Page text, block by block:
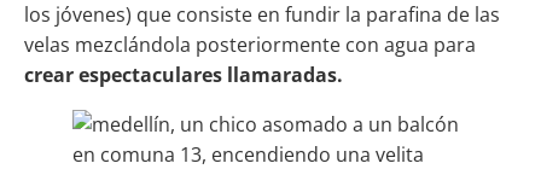
los jóvenes) que consiste en fundir la parafina de las
velas mezclándola posteriormente con agua para
crear espectaculares llamaradas.